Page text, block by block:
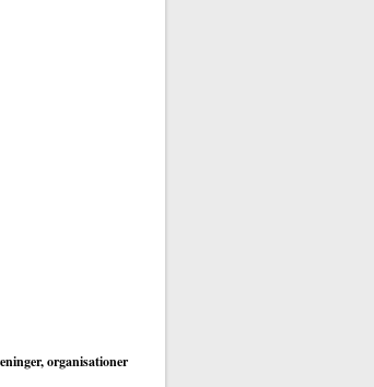
organisationer